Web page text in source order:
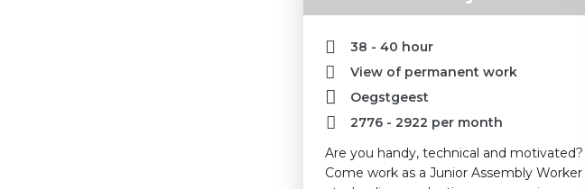
38 - 40 hour
View of permanent work
Oegstgeest
2776 - 2922 per month
Are you handy, technical and motivated?
Come work as a Junior Assembly Worker